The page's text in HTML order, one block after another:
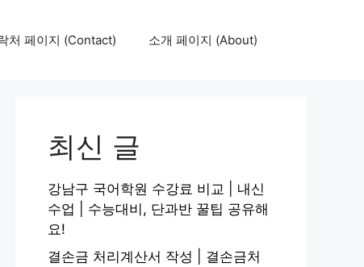
처 페이지 (Contact) 소개 페이지 (About)
최신 글
강남구 국어학원 수강료 비교 | 내신
수업 | 수능대비, 단과반 꿀팁 공유해
요!
결손금 처리계산서 작성 | 결손금처